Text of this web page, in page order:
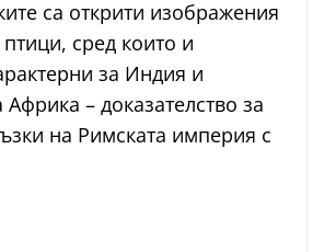
са открити изображения
сред които и
за Индия и
Африка – доказателство за
на Римската империя с